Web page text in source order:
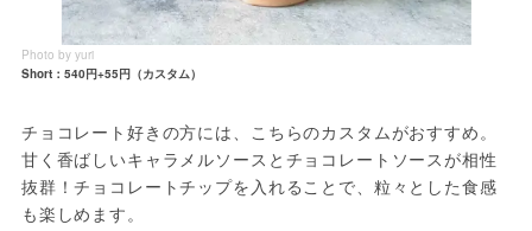
Photo by yuri
Short：540円+55円（カスタム）
チョコレート好きの方には、こちらのカスタムがおすすめ。
甘く香ばしいキャラメルソースとチョコレートソースが相性
抜群！チョコレートチップを入れることで、粒々とした食感
も楽しめます。